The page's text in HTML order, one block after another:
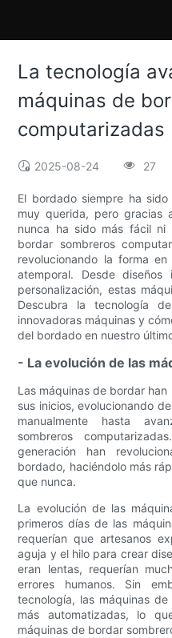
La tecnología
máquinas de
computarizadas
2025-08-24 27
El bordado siempre ha
muy querida, pero gracias
nunca ha sido más fácil ni
bordar sombreros
revolucionando la forma
atemporal. Desde
personalización, estas
Descubra la tecnología
innovadoras máquinas y
del bordado en nuestro
- La evolución de las
Las máquinas de bordar
sus inicios, evolucionando
manualmente hasta
sombreros
generación han
bordado, haciéndolo más
que nunca.
La evolución de las
primeros días de las
requerían que artesanos
aguja y el hilo para crear
eran lentas, requerían
errores humanos. Sin
tecnología, las máquinas
más automatizadas, lo
máquinas de bordar